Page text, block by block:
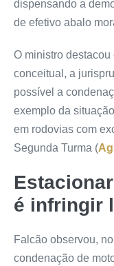
dispensando a
de efetivo abalo
O ministro
conceitual, a
possível a
exemplo da
em rodovias com
Segunda Turma (
é infringir
Falcão observou,
condenação de